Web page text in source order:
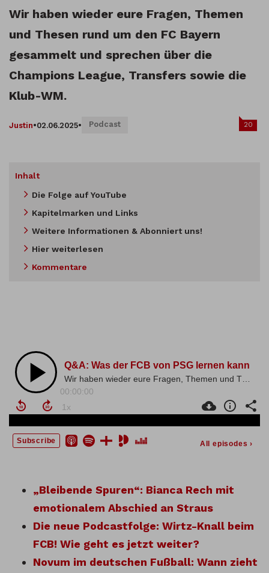
Wir haben wieder eure Fragen, Themen
und Thesen rund um den FC Bayern
gesammelt und sprechen über die
Champions League, Transfers sowie die
Klub-WM.
Justin•02.06.2025• Podcast 20
Inhalt
Die Folge auf YouTube
Kapitelmarken und Links
Weitere Informationen & Abonniert uns!
Hier weiterlesen
Kommentare
„Bleibende Spuren“: Bianca Rech mit
emotionalem Abschied an Straus
Die neue Podcastfolge: Wirtz-Knall beim
FCB! Wie geht es jetzt weiter?
Novum im deutschen Fußball: Wann zieht